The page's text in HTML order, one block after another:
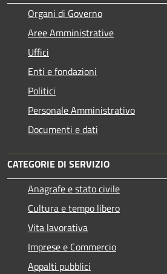
Organi di Governo
Aree Amministrative
Uffici
Enti e fondazioni
Politici
Personale Amministrativo
Documenti e dati
CATEGORIE DI SERVIZIO
Anagrafe e stato civile
Cultura e tempo libero
Vita lavorativa
Imprese e Commercio
Appalti pubblici